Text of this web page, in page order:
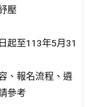
壓
起至113年5月31
、報名流程、遴
參考